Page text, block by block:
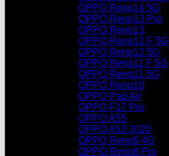
OPPO Reno14 5G
OPPO Reno13 Pro
OPPO Reno13
OPPO Reno12 F 5G
OPPO Reno12 5G
OPPO Reno11 F 5G
OPPO Reno11 5G
OPPO Reno10
OPPO Pad Air
OPPO F17 Pro
OPPO A55
OPPO A53 2020
OPPO Reno8 4G
OPPO Reno8 Pro